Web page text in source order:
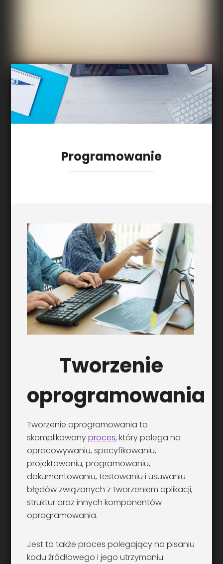
Programowanie
Tworzenie
oprogramowania
Tworzenie oprogramowania to
skomplikowanyproces, który polega na
opracowywaniu, specyfikowaniu,
projektowaniu, programowaniu,
dokumentowaniu, testowaniu i usuwaniu
błędów związanych z tworzeniem aplikacji,
struktur oraz innych komponentów
oprogramowania.
Jest to także proces polegający na pisaniu
kodu źródłowego i jego utrzymaniu.